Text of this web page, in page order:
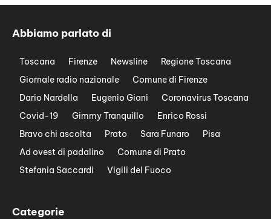
Abbiamo parlato di
Toscana Firenze Newsline
Regione Toscana
Giornale radio nazionale
Comune di Firenze
Dario Nardella
Eugenio Giani
Coronavirus Toscana
Covid-19
Gimmy Tranquillo
Enrico Rossi
Bravo chi ascolta
Prato Sara Funaro
Pisa
Ad ovest di padalino
Comune di Prato
Stefania Saccardi
Vigili del Fuoco
Categorie